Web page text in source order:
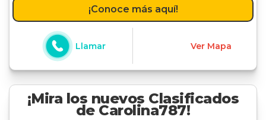
¡Conoce más aquí!
Llamar Ver Mapa
¡Mira los nuevos Clasificados
de Carolina787!